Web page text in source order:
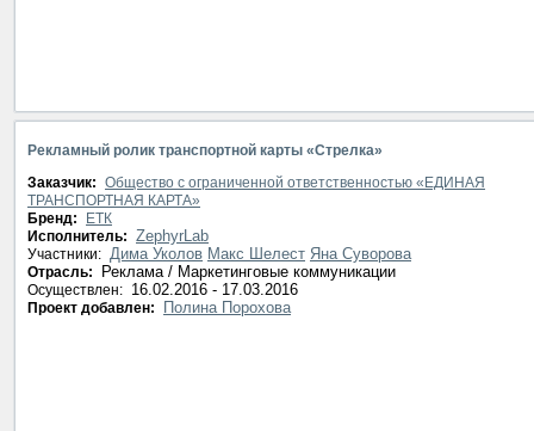
Рекламный ролик транспортной карты «Стрелка»
Заказчик: Общество с ограниченной ответственностью «ЕДИНАЯ
ТРАНСПОРТНАЯ КАРТА»
Бренд:
ЕТК
Исполнитель: ZephyrLab
Участники: Дима Уколов Макс Шелест Яна Суворова
Отрасль: Реклама / Маркетинговые коммуникации
Осуществлен: 16.02.2016 - 17.03.2016
Проект добавлен: Полина Порохова